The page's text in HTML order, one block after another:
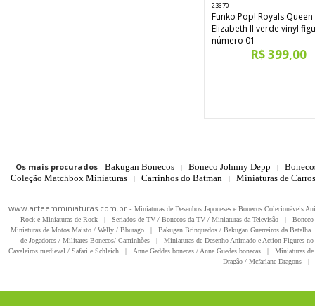
23670
Funko Pop! Royals Queen
Elizabeth II verde vinyl
número 01
R$ 399,00
Os mais procurados- Bakugan Bonecos | Boneco Johnny Depp |
Coleção Matchbox Miniaturas
| Carrinhos do Batman | Miniaturas de
www.arteemminiaturas.com.br - Miniaturas de Desenhos Japoneses e Bonecos Colecionáveis
Rock e Miniaturas de Rock
| Seriados de TV / Bonecos da TV / Miniaturas da Televisão |
Miniaturas de Motos Maisto / Welly / Bburago
| Bakugan Brinquedos / Bakugan Guerreiros da Batalha
de Jogadores / Militares Bonecos/ Caminhões
|
Miniaturas de Desenho Animado e Action Figures
Cavaleiros medieval / Safari e Schleich
| Anne Geddes bonecas / Anne Guedes bonecas |
Miniaturas
Dragão / Mcfarlane Dragons
|